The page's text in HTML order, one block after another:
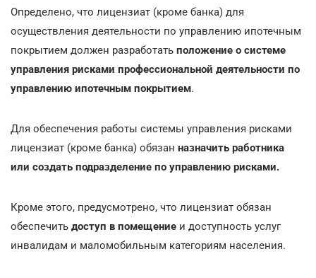
Определено, что лицензиат (кроме банка) для
осуществления деятельности по управлению ипотечным
покрытием должен разработать положение о системе
управления рисками профессиональной деятельности по
управлению ипотечным покрытием.
Для обеспечения работы системы управления рисками
лицензиат (кроме банка) обязан назначить работника
или создать подразделение по управлению рисками.
Кроме этого, предусмотрено, что лицензиат обязан
обеспечить доступ в помещение и доступность услуг
инвалидам и маломобильным категориям населения.